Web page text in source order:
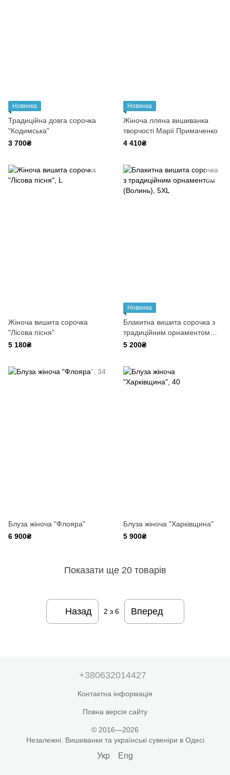
Новинка
Традиційна довга сорочка
"Кодимська"
3 700₴
Новинка
Жіноча лляна вишиванка
творчості Марії Примаченко
4 410₴
Жіноча вишита сорочка
"Лісова пісня"
5 180₴
Новинка
Блакитна вишита сорочка з
традиційним орнаментом
(Волинь)
5 200₴
Блуза жіноча "Флояра"
6 900₴
Блуза жіноча "Харківщина"
5 900₴
Показати ще 20 товарів
Назад 2 з 6 Вперед
+380632014427
Контактна інформація
Повна версія сайту
© 2016—2026
Незалежні. Вишиванки та українські сувеніри в Одесі
Укр Eng